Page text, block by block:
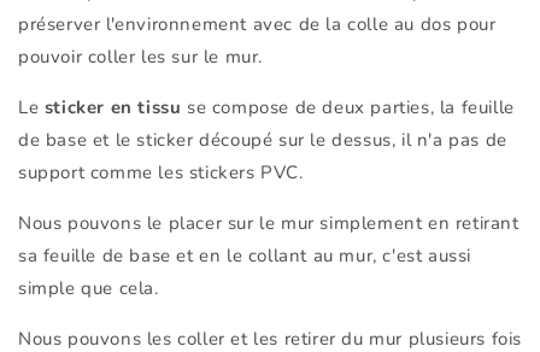
préserver l'environnement avec de la colle au dos pour
pouvoir coller les sur le mur.
Le sticker en tissu se compose de deux parties, la feuille
de base et le sticker découpé sur le dessus, il n'a pas de
support comme les stickers PVC.
Nous pouvons le placer sur le mur simplement en retirant
sa feuille de base et en le collant au mur, c'est aussi
simple que cela.
Nous pouvons les coller et les retirer du mur plusieurs fois